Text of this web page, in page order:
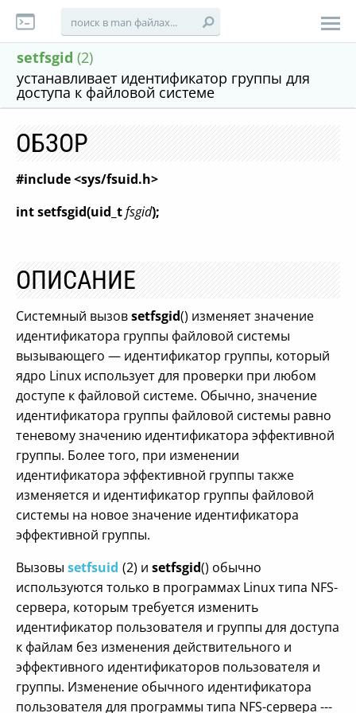
setfsgid (2)
устанавливает идентификатор группы для
доступа к файловой системе
ОБЗОР
#include <sys/fsuid.h>
int setfsgid(uid_tfsgid);
ОПИСАНИЕ
Системный вызовsetfsgid() изменяет значение
идентификатора группы файловой системы
вызывающего — идентификатор группы, который
ядро Linux использует для проверки при любом
доступе к файловой системе. Обычно, значение
идентификатора группы файловой системы равно
теневому значению идентификатора эффективной
группы. Более того, при изменении
идентификатора эффективной группы также
изменяется и идентификатор группы файловой
системы на новое значение идентификатора
эффективной группы.
Вызовы setfsuid (2) и setfsgid() обычно
используются только в программах Linux типа NFS-
сервера, которым требуется изменить
идентификатор пользователя и группы для доступа
к файлам без изменения действительного и
эффективного идентификаторов пользователя и
группы. Изменение обычного идентификатора
пользователя для программы типа NFS-сервера ---